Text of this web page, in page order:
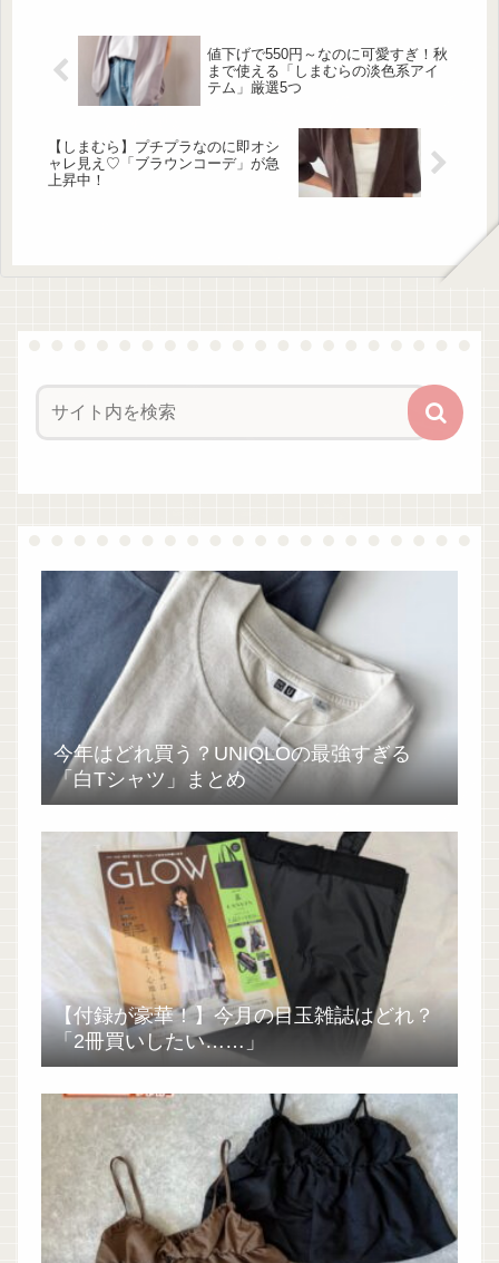
値下げで550円～なのに可愛すぎ！秋
まで使える「しまむらの淡色系アイ
テム」厳選5つ
【しまむら】プチプラなのに即オシ
ャレ見え♡「ブラウンコーデ」が急
上昇中！
今年はどれ買う？UNIQLOの最強すぎる
「白Tシャツ」まとめ
【付録が豪華！】今月の目玉雑誌はどれ？
「2冊買いしたい……」